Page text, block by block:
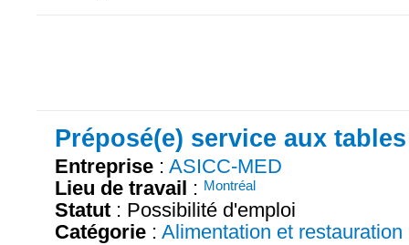
Préposé(e) service aux tables
Entreprise : ASICC-MED
Lieu de travail : Montréal
Statut : Possibilité d'emploi
Catégorie : Alimentation et restauration